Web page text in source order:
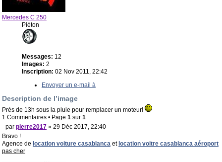
Mercedes C 250
Piéton
Messages: 12
Images: 2
Inscription: 02 Nov 2011, 22:42
Envoyer un e-mail à
Description de l’image
Près de 13h sous la pluie pour remplacer un moteur!
1 Commentaires • Page 1 sur 1
par pierre2017 » 29 Déc 2017, 22:40
Bravo !
Agence de location voiture casablanca et location voitre casablanca aéroport
pas cher